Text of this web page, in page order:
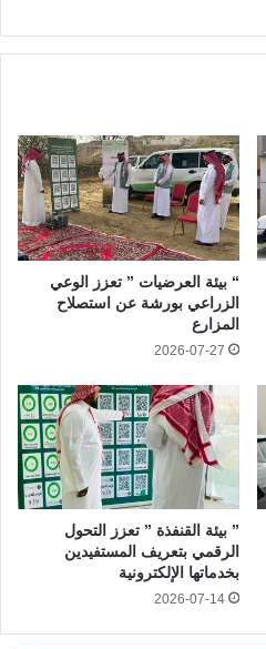
“ بيئة العرضيات ” تعزز الوعي
الزراعي بورشة عن استصلاح
المزارع
2026-07-27
” بيئة القنفذة ” تعزز التحول
الرقمي بتعريف المستفيدين
بخدماتها الإلكترونية
2026-07-14